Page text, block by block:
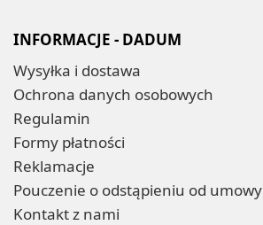
INFORMACJE - DADUM
Wysyłka i dostawa
Ochrona danych osobowych
Regulamin
Formy płatności
Reklamacje
Pouczenie o odstąpieniu od umowy
Kontakt z nami